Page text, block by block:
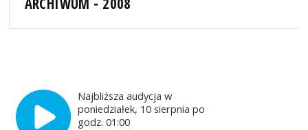
Najbliższa audycja w
poniedziałek, 10 sierpnia po
godz. 01:00